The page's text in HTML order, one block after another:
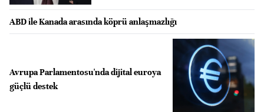
ABD ile Kanada arasında köprü anlaşmazlığı
Avrupa Parlamentosu'nda dijital euroya
güçlü destek